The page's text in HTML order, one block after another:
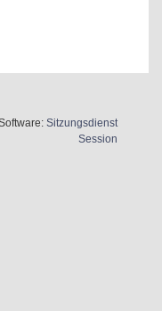
Sitzungsdienst
Session